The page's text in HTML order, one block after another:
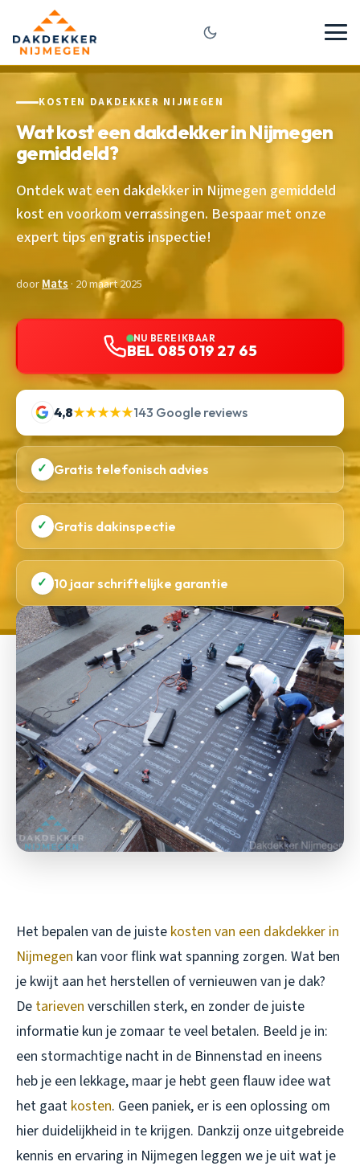
KOSTEN DAKDEKKER NIJMEGEN
Wat kost een dakdekker in Nijmegen
gemiddeld?
Ontdek wat een dakdekker in Nijmegen gemiddeld
kost en voorkom verrassingen. Bespaar met onze
expert tips en gratis inspectie!
doorMats · 20 maart 2025
NU BEREIKBAAR
BEL 085 019 27 65
4,8★★★★★143 Google reviews
✓ Gratis telefonisch advies
✓ Gratis dakinspectie
✓ 10 jaar schriftelijke garantie
Het bepalen van de juiste kosten van een dakdekker in
Nijmegen kan voor flink wat spanning zorgen. Wat ben
je kwijt aan het herstellen of vernieuwen van je dak?
De tarieven verschillen sterk, en zonder de juiste
informatie kun je zomaar te veel betalen. Beeld je in:
een stormachtige nacht in de Binnenstad en ineens
heb je een lekkage, maar je hebt geen flauw idee wat
het gaat kosten. Geen paniek, er is een oplossing om
hier duidelijkheid in te krijgen. Dankzij onze uitgebreide
kennis en ervaring in Nijmegen leggen we je uit wat je